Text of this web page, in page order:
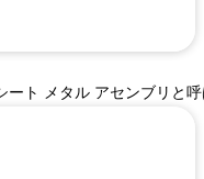
ト メタル アセンブリと呼